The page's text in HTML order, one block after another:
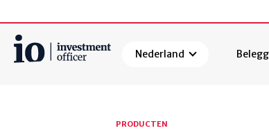
Nederland
PRODUCTEN